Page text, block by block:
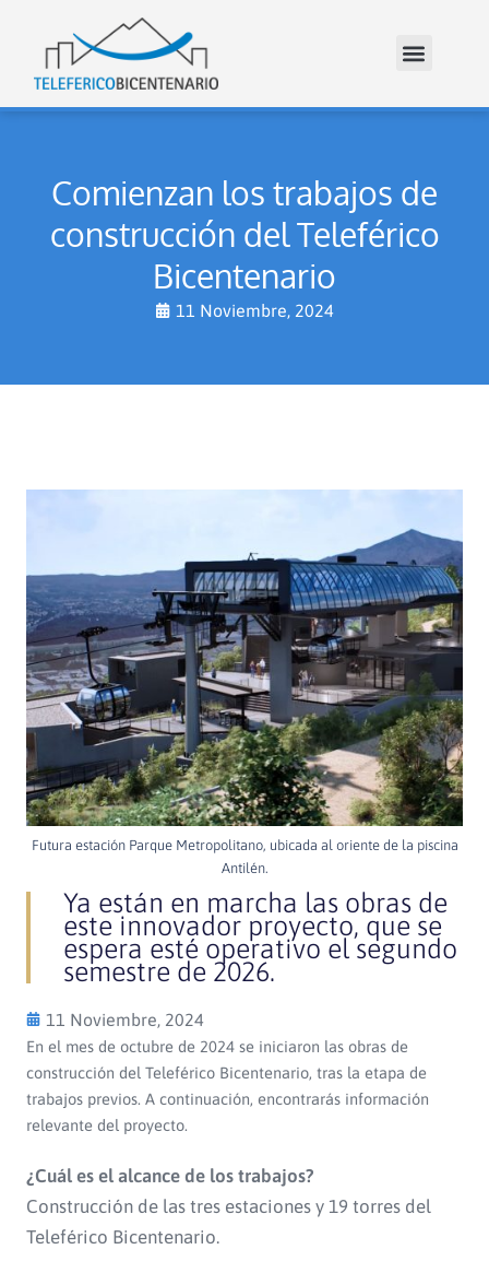
Comienzan los trabajos de
construcción del Teleférico
Bicentenario
11 Noviembre, 2024
Futura estación Parque Metropolitano, ubicada al oriente de la piscina
Antilén.
Ya están en marcha las obras de
este innovador proyecto, que se
espera esté operativo el segundo
semestre de 2026.
11 Noviembre, 2024
En el mes de octubre de 2024 se iniciaron las obras de
construcción del Teleférico Bicentenario, tras la etapa de
trabajos previos. A continuación, encontrarás información
relevante del proyecto.
¿Cuál es el alcance de los trabajos?
Construcción de las tres estaciones y 19 torres del
Teleférico Bicentenario.